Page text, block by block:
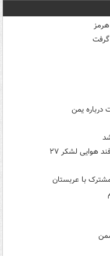
گرفت
درباره یمن
هوایی لشکر ۲۷
با عربستان